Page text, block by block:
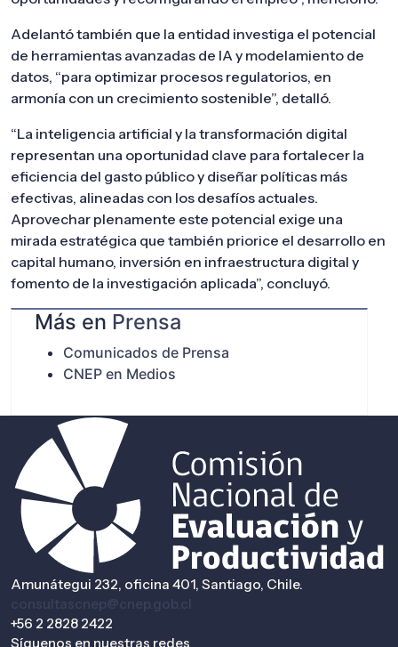
Adelantó también que la entidad investiga el potencial
de herramientas avanzadas de IA y modelamiento de
datos, “para optimizar procesos regulatorios, en
armonía con un crecimiento sostenible”, detalló.
“La inteligencia artificial y la transformación digital
representan una oportunidad clave para fortalecer la
eficiencia del gasto público y diseñar políticas más
efectivas, alineadas con los desafíos actuales.
Aprovechar plenamente este potencial exige una
mirada estratégica que también priorice el desarrollo en
capital humano, inversión en infraestructura digital y
fomento de la investigación aplicada”, concluyó.
Más en Prensa
Comunicados de Prensa
CNEP en Medios
Amunátegui 232, oficina 401, Santiago, Chile.
consultascnep@cnep.gob.cl
+56 2 2828 2422
Síguenos en nuestras redes